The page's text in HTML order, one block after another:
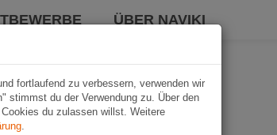
ÜBER NAVIKI
fortlaufend zu verbessern, verwenden wir
stimmst du der Verwendung zu. Über den
du zulassen willst. Weitere
.